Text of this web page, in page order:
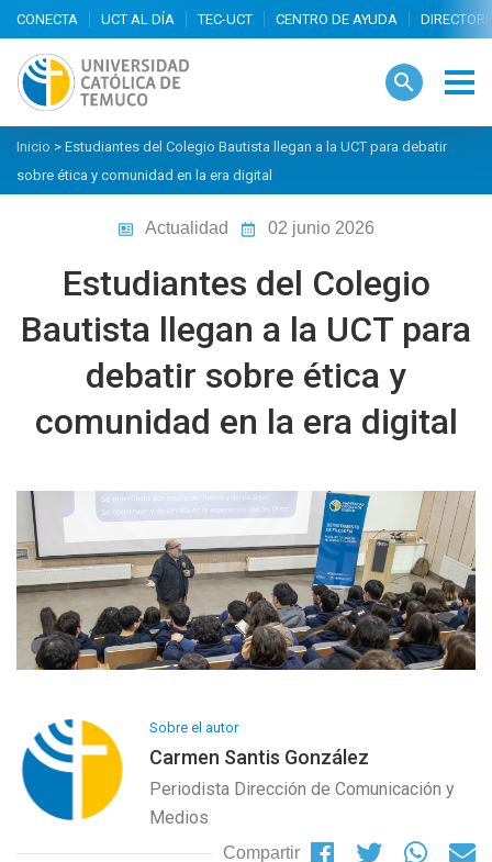
search
Inicio > Estudiantes del Colegio Bautista llegan a la UCT para debatir
sobre ética y comunidad en la era digital
Actualidad 02 junio 2026
Estudiantes del Colegio
Bautista llegan a la UCT para
debatir sobre ética y
comunidad en la era digital
Sobre el autor
Carmen Santis González
Periodista Dirección de Comunicación y
Medios
Compartir